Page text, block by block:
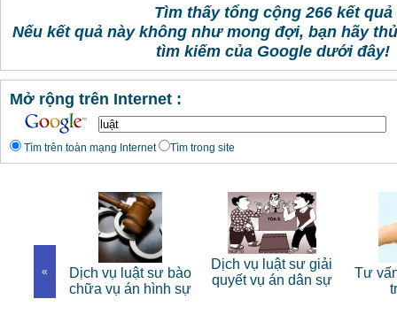
Tìm thấy tổng cộng 266 kết quả
Nếu kết quả này không như mong đợi, bạn hãy
tìm kiếm của Google dưới đây!
Mở rộng trên Internet :
Tìm trên toàn mạng Internet Tìm trong site
«
sư bào
án hình sự
Dịch vụ luật sư giải
quyết vụ án dân sự
Tư vấn luật đất đai
trọn gói